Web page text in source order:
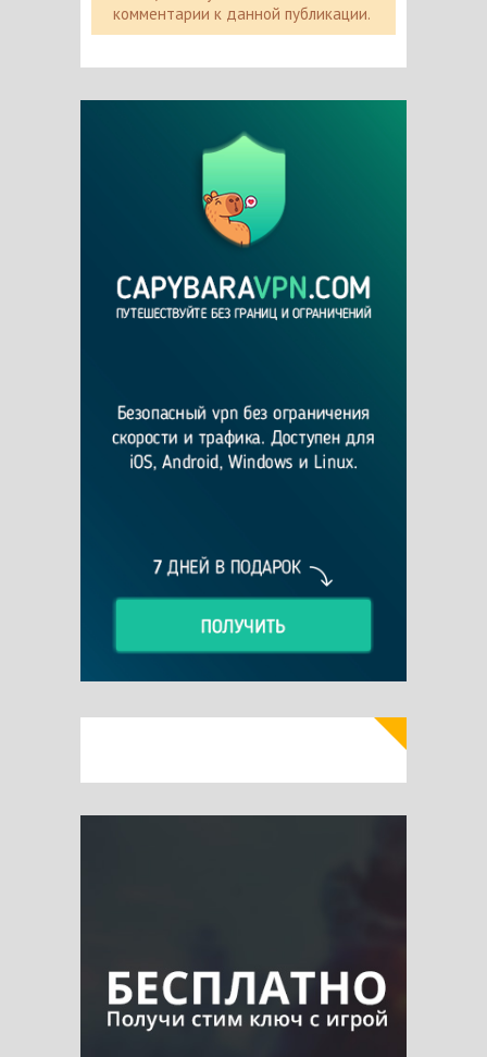
комментарии к данной публикации.